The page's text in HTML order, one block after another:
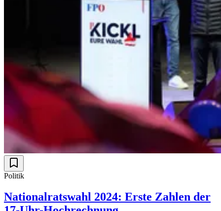
Politik
Nationalratswahl 2024: Erste Zahlen der